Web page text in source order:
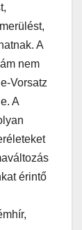
A
nem
Vorsatz
A
érintő